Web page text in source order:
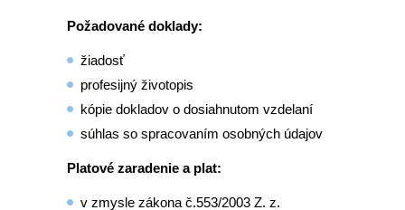
Požadované doklady:
žiadosť
profesijný životopis
kópie dokladov o dosiahnutom vzdelaní
súhlas so spracovaním osobných údajov
Platové zaradenie a plat:
v zmysle zákona č.553/2003 Z. z.